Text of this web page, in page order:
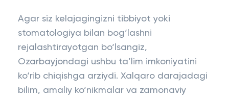
Agar siz kelajagingizni tibbiyot yoki
stomatologiya bilan bog‘lashni
rejalashtirayotgan bo‘lsangiz,
Ozarbayjondagi ushbu ta’lim imkoniyatini
ko‘rib chiqishga arziydi. Xalqaro darajadagi
bilim, amaliy ko‘nikmalar va zamonaviy